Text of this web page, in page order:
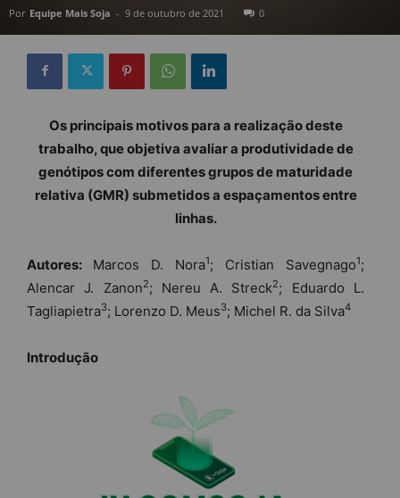
Por Equipe Mais Soja - 9 de outubro de 2021 0
Os principais motivos para a realização deste
trabalho, que objetiva avaliar a produtividade de
genótipos com diferentes grupos de maturidade
relativa (GMR) submetidos a espaçamentos entre
linhas.
Autores: Marcos D. Nora1; Cristian Savegnago1;
Alencar J. Zanon2; Nereu A. Streck2; Eduardo L.
Tagliapietra3; Lorenzo D. Meus3; Michel R. da Silva4
Introdução